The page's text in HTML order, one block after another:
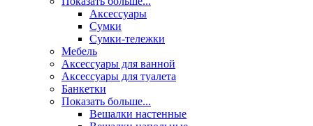
Аксессуары
Сумки
Сумки-тележки
Мебель
Аксессуары для ванной
Аксессуары для туалета
Банкетки
Показать больше...
Вешалки настенные